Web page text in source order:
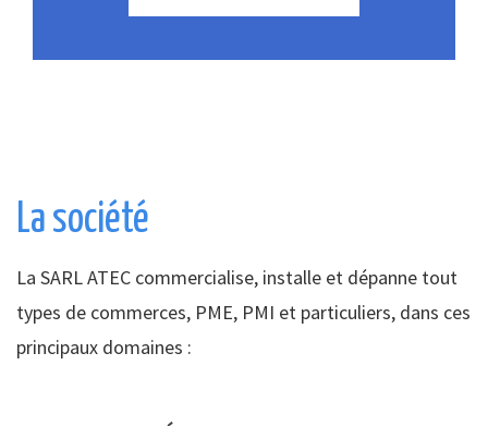
La société
La SARL ATEC commercialise, installe et dépanne tout
types de commerces, PME, PMI et particuliers, dans ces
principaux domaines :